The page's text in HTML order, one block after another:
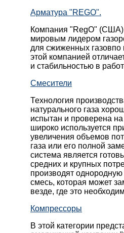
Арматура "REGO".
Компания "RegO" (США)
мировым лидером
для сжиженных газовпо
этой компанией
и стабильностью в
Смесители
Технология
натурального газа
испытан и проверена
широко используется
увеличения объемов
газа или его полной
система является
средних и крупных
производят
смесь, которая может
везде, где это
Компрессоры
В этой категории